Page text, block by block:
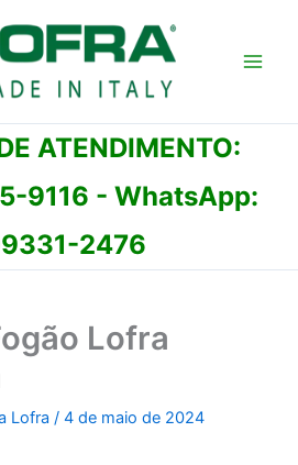
ATENDIMENTO:
9116 - WhatsApp:
2476
Lofra
Lofra/4 de maio de 2024